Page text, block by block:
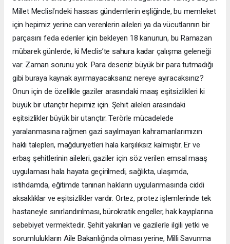
Millet Meclisi’ndeki hassas gündemlerin eşliğinde, bu memleket
için hepimiz yerine can verenlerin aileleri ya da vücutlarının bir
parçasını feda edenler için bekleyen 18 kanunun, bu Ramazan
mübarek günlerde, ki Meclis’te sahura kadar çalışma geleneği
var. Zaman sorunu yok. Para deseniz büyük bir para tutmadığı
gibi buraya kaynak ayırmayacaksanız nereye ayıracaksınız?
Onun için de özellikle gaziler arasındaki maaş eşitsizlikleri ki
büyük bir utançtır hepimiz için. Şehit aileleri arasındaki
eşitsizlikler büyük bir utançtır. Terörle mücadelede
yaralanmasına rağmen gazi sayılmayan kahramanlarımızın
haklı talepleri, mağduriyetleri hala karşılıksız kalmıştır. Er ve
erbaş şehitlerinin aileleri, gaziler için söz verilen emsal maaş
uygulaması hala hayata geçirilmedi, sağlıkta, ulaşımda,
istihdamda, eğitimde tanınan hakların uygulanmasında ciddi
aksaklıklar ve eşitsizlikler vardır. Ortez, protez işlemlerinde tek
hastaneyle sınırlandırılması, bürokratik engeller, hak kayıplarına
sebebiyet vermektedir. Şehit yakınları ve gazilerle ilgili yetki ve
sorumlulukların Aile Bakanlığında olması yerine, Milli Savunma